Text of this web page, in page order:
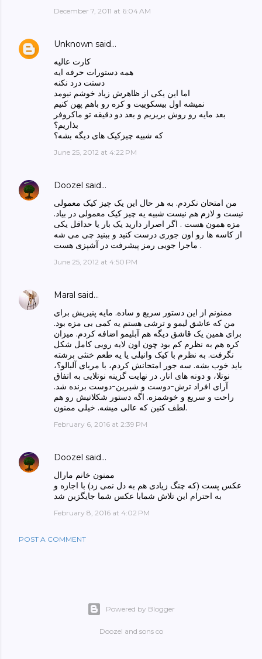
December 7, 2011 at 6:04 AM
Unknown said…
کارت عالیه
همه دستورات حرفه ایه
دستت درد نکنه
اما این یکی از ظاهرش زیاد خوشم نیومد
نمیشه اول بیسکوییت و کره رو باهم پهن کنیم
بعد مایه رو روش بریزیم و بعد دو دقیقه تو ماکروفر
بذاریم؟
که شبیه چیزکیک های دیگه بشه؟
June 25, 2012 at 4:22 PM
Doozel said…
من امتحان نکردم. به هر حال این یک چیز کیک معمولی
نیست و لازم هم نیست شبیه یه چیز کیک معمولی در بیاد.
مزه همون هست . اگر اصرار دارید یک بار یا حداقل یکی
از کاسه ها رو اون جوری درست کنید و ببنید چی می شه
. ماجرا جویی رمز پیشرفت در آشپزی هست
June 25, 2012 at 4:50 PM
Maral said…
ممنونم از این دستور سریع و ساده. مایه پنیریش برای
من که عاشق لیمو و ترشی هستم یه کمی بی مزه بود.
برای همین یک قاشق دیگه هم آبلیمو اضافه کردم. میزان
کره هم به نظرم کم بود چون اون لایه رویی کامل شکل
نگرفت. به نظرم با کیک وانیلی یا یه طعم خنثی برشته
باید خوب بشه. سه جور امتحانش کردم، با مربای آلبالو؟،
نوتلا، و دونه های انار. در نهایت گزینه نوتلایی به اتفاق
آرای افراد ترش-دوست و شیرین-دوست برنده شد.
راحت و سریع و خوشمزه. اگه دستور شکلاتیش رو هم
لطف کنین که عالی میشه. خیلی ممنون.
February 6, 2016 at 2:39 PM
Doozel said…
ممنون خانم مارال
عکس پست (که چنگ زیادی هم به دل نمی زد) با اجازه و
به احترام این تلاش شمابا عکس شما جایگزین شد
February 8, 2016 at 4:02 PM
POST A COMMENT
Powered by Blogger
Doozel and sons co